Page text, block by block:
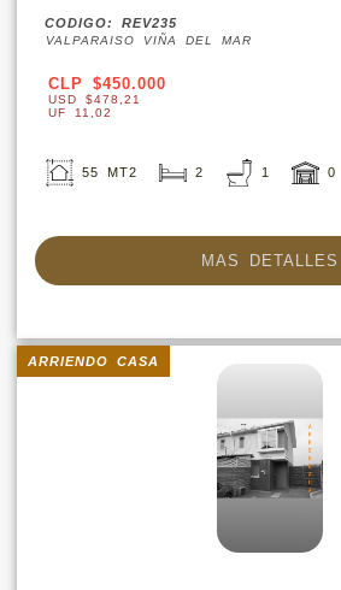
CODIGO: REV235
VALPARAISO VIÑA DEL MAR
CLP $450.000
USD $478,21
UF 11,02
55 MT2 2 1 0
MAS DETALLES
ARRIENDO CASA